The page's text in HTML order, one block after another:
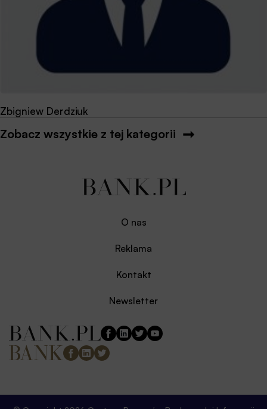
Zbigniew Derdziuk
Zobacz wszystkie z tej kategorii
O nas
Reklama
Kontakt
Newsletter